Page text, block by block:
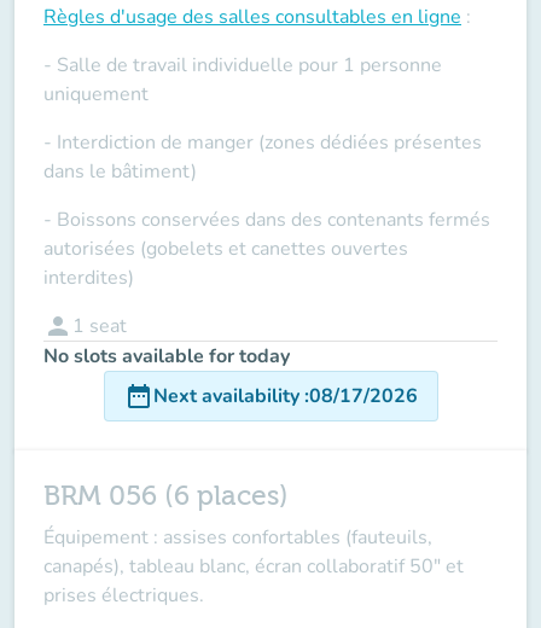
Règles d'usage des salles consultables en ligne :
- Salle de travail individuelle pour 1 personne
uniquement
- Interdiction de manger (zones dédiées présentes
dans le bâtiment)
- Boissons conservées dans des contenants fermés
autorisées (gobelets et canettes ouvertes
interdites)
person 1 seat
No slots available for today
date_rangeNext availability:08/17/2026
BRM 056 (6 places)
Équipement : assises confortables (fauteuils,
canapés), tableau blanc, écran collaboratif 50" et
prises électriques.